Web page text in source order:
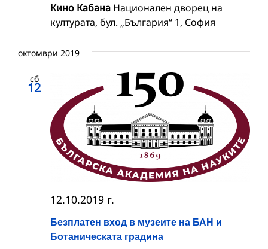
Кино Кабана Национален дворец на
културата, бул. „България“ 1, София
октомври 2019
сб
12
Безплатен вход в музеите на БАН и
Ботаническата градина
12.10.2019 г.